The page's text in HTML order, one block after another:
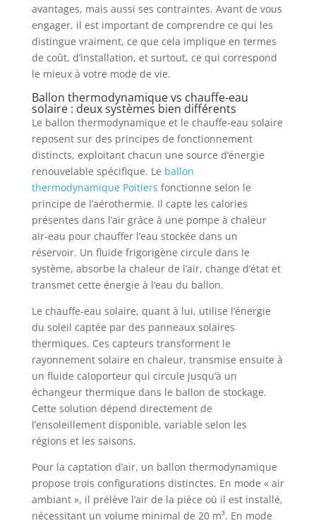
avantages, mais aussi ses contraintes. Avant de vous
engager, il est important de comprendre ce qui les
distingue vraiment, ce que cela implique en termes
de coût, d’installation, et surtout, ce qui correspond
le mieux à votre mode de vie.
Ballon thermodynamique vs chauffe-eau
solaire : deux systèmes bien différents
Le ballon thermodynamique et le chauffe-eau solaire
reposent sur des principes de fonctionnement
distincts, exploitant chacun une source d’énergie
renouvelable spécifique. Le ballon
thermodynamique Poitiers fonctionne selon le
principe de l’aérothermie. Il capte les calories
présentes dans l’air grâce à une pompe à chaleur
air-eau pour chauffer l’eau stockée dans un
réservoir. Un fluide frigorigène circule dans le
système, absorbe la chaleur de l’air, change d’état et
transmet cette énergie à l’eau du ballon.
Le chauffe-eau solaire, quant à lui, utilise l’énergie
du soleil captée par des panneaux solaires
thermiques. Ces capteurs transforment le
rayonnement solaire en chaleur, transmise ensuite à
un fluide caloporteur qui circule jusqu’à un
échangeur thermique dans le ballon de stockage.
Cette solution dépend directement de
l’ensoleillement disponible, variable selon les
régions et les saisons.
Pour la captation d’air, un ballon thermodynamique
propose trois configurations distinctes. En mode « air
ambiant », il prélève l’air de la pièce où il est installé,
nécessitant un volume minimal de 20 m³. En mode